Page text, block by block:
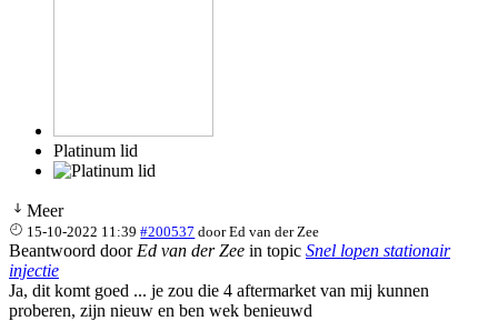
Platinum lid
Meer
15-10-2022 11:39 #200537 doorEd van der Zee
Beantwoord door Ed van der Zee in topic Snel lopen stationair
injectie
Ja, dit komt goed ... je zou die 4 aftermarket van mij kunnen
proberen, zijn nieuw en ben wek benieuwd